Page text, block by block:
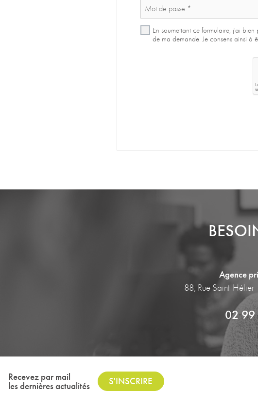
En soumettant ce formulaire, j'ai
de ma demande. Je consens ainsi à
Agence
88, Rue Saint-
02
Recevez par mail
les dernières actualités S'INSCRIRE